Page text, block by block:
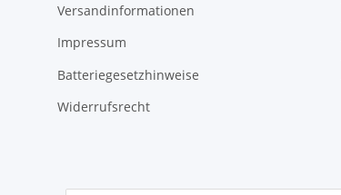
Versandinformationen
Impressum
Batteriegesetzhinweise
Widerrufsrecht